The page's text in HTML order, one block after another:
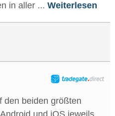
in aller ... Weiterlesen
den beiden größten